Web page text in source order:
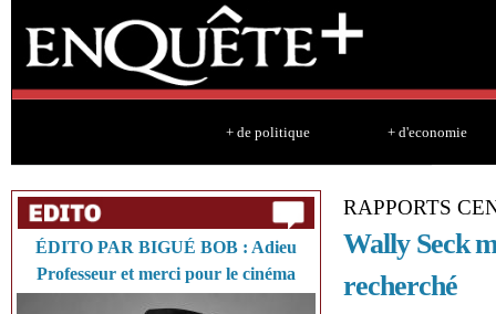
+ de politique + d'economie
ÉDITO PAR BIGUÉ BOB : Adieu
Professeur et merci pour le cinéma
RAPPORTS
Wally Seck
recherché